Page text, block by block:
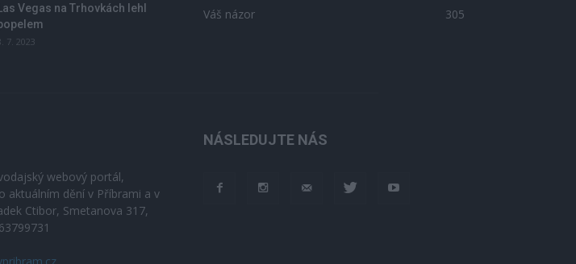
Las Vegas na Trhovkách lehl
7. 2023
Váš názor
305
webový portál,
aktuálním dění v Příbrami a v
Ctibor, Smetanova 317,
NÁSLEDUJTE NÁS